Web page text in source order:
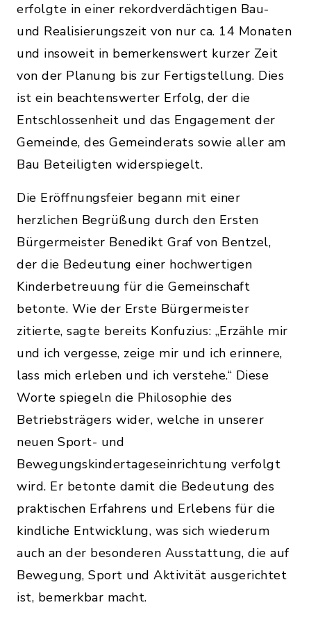
erfolgte in einer rekordverdächtigen Bau-
und Realisierungszeit von nur ca. 14 Monaten
und insoweit in bemerkenswert kurzer Zeit
von der Planung bis zur Fertigstellung. Dies
ist ein beachtenswerter Erfolg, der die
Entschlossenheit und das Engagement der
Gemeinde, des Gemeinderats sowie aller am
Bau Beteiligten widerspiegelt.
Die Eröffnungsfeier begann mit einer
herzlichen Begrüßung durch den Ersten
Bürgermeister Benedikt Graf von Bentzel,
der die Bedeutung einer hochwertigen
Kinderbetreuung für die Gemeinschaft
betonte. Wie der Erste Bürgermeister
zitierte, sagte bereits Konfuzius: „Erzähle mir
und ich vergesse, zeige mir und ich erinnere,
lass mich erleben und ich verstehe.“ Diese
Worte spiegeln die Philosophie des
Betriebsträgers wider, welche in unserer
neuen Sport- und
Bewegungskindertageseinrichtung verfolgt
wird. Er betonte damit die Bedeutung des
praktischen Erfahrens und Erlebens für die
kindliche Entwicklung, was sich wiederum
auch an der besonderen Ausstattung, die auf
Bewegung, Sport und Aktivität ausgerichtet
ist, bemerkbar macht.